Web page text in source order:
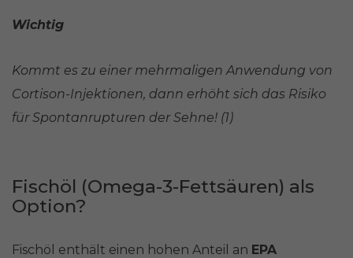
Wichtig
Kommt es zu einer mehrmaligen Anwendung von
Cortison-Injektionen, dann erhöht sich das Risiko
für Spontanrupturen der Sehne! (1)
Fischöl (Omega-3-Fettsäuren) als
Option?
Fischöl enthält einen hohen Anteil an EPA